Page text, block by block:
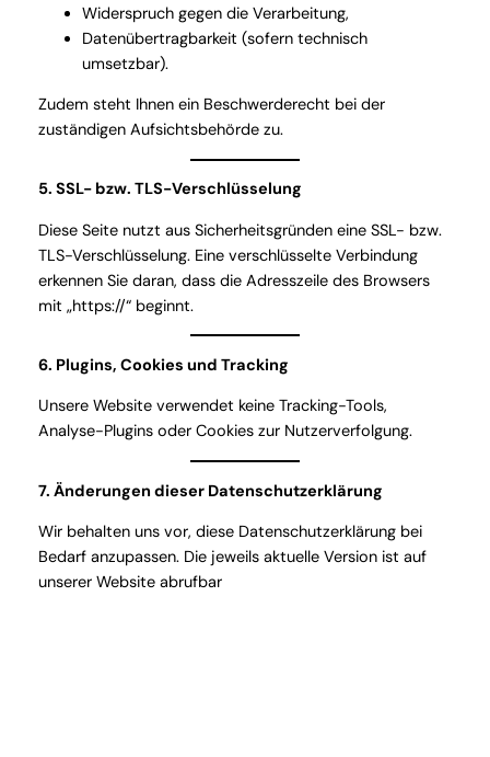
Widerspruch gegen die Verarbeitung,
Datenübertragbarkeit (sofern technisch
umsetzbar).
Zudem steht Ihnen ein Beschwerderecht bei der
zuständigen Aufsichtsbehörde zu.
5. SSL- bzw. TLS-Verschlüsselung
Diese Seite nutzt aus Sicherheitsgründen eine SSL- bzw.
TLS-Verschlüsselung. Eine verschlüsselte Verbindung
erkennen Sie daran, dass die Adresszeile des Browsers
mit „https://“ beginnt.
6. Plugins, Cookies und Tracking
Unsere Website verwendet keine Tracking-Tools,
Analyse-Plugins oder Cookies zur Nutzerverfolgung.
7. Änderungen dieser Datenschutzerklärung
Wir behalten uns vor, diese Datenschutzerklärung bei
Bedarf anzupassen. Die jeweils aktuelle Version ist auf
unserer Website abrufbar